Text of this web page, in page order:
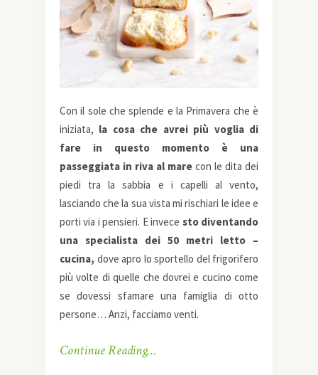
Con il sole che splende e la Primavera che è
iniziata, la cosa che avrei più voglia di
fare in questo momento è una
passeggiata in riva al mare con le dita dei
piedi tra la sabbia e i capelli al vento,
lasciando che la sua vista mi rischiari le idee e
porti via i pensieri. E invece sto diventando
una specialista dei 50 metri letto –
cucina, dove apro lo sportello del frigorifero
più volte di quelle che dovrei e cucino come
se dovessi sfamare una famiglia di otto
persone… Anzi, facciamo venti.
Continue Reading…